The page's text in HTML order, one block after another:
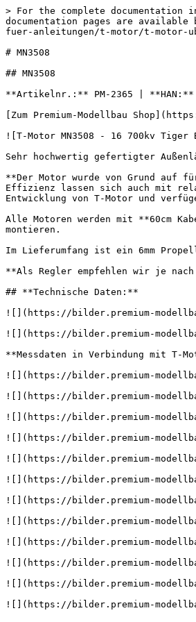
> For the complete
documentation pages are
fuer-anleitungen/t-motor/t-motor-
# MN3508
## MN3508
**Artikelnr.:** PM-2365 | **HAN:**
[Zum Premium-Modellbau
![T-Motor MN3508 - 16 700kv
Sehr hochwertig gefertigter
**Der Motor wurde von Grund auf
Effizienz lassen sich auch mit
Entwicklung von T-Motor und
Alle Motoren werden mit **60cm
montieren.
Im Lieferumfang ist ein 6mm
**Als Regler empfehlen wir je nach
## **Technische Daten:**
![](https://bilder.premium-
![](https://bilder.premium-
**Messdaten in Verbindung mit T-
![](https://bilder.premium-
![](https://bilder.premium-
![](https://bilder.premium-
![](https://bilder.premium-
![](https://bilder.premium-
![](https://bilder.premium-
![](https://bilder.premium-
![](https://bilder.premium-
![](https://bilder.premium-
![](https://bilder.premium-
![](https://bilder.premium-